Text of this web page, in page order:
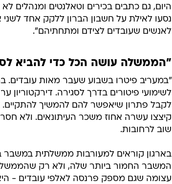
היום, גם כתבים בכירים וטאלנטים ומנהלים
נסעו לאילת על חשבון הברון ללקק אחד
לאנשים שעובדים לצידם ומתחתיהם".
"הממשלה עושה הכל כדי להביא
לקבל פתרון שיאפשר להם להמשיך
קיצצו עשרה אחוז משכר העיתונאים. ולא
שוב לרחובות.
בארגון קוראים למעורבות ממשלתית במשבר
המשבר החמור ביותר שלה, ולא רק
עצומה שגם מספק פרנסה לאלפי עובדים -